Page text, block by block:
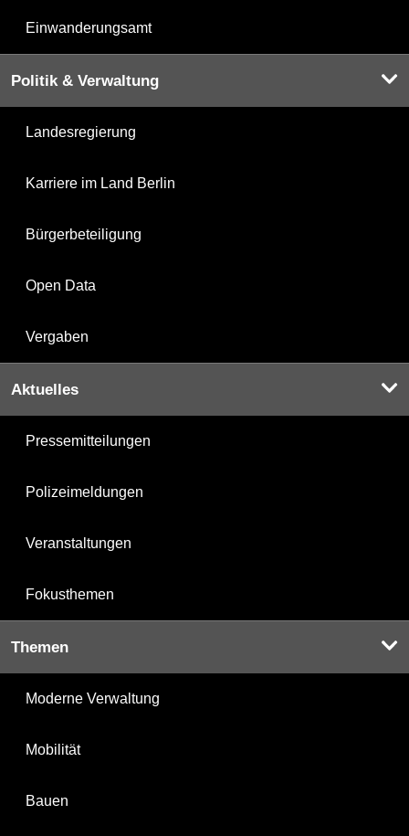
Einwanderungsamt
Politik & Verwaltung
Landesregierung
Karriere im Land Berlin
Bürgerbeteiligung
Open Data
Vergaben
Aktuelles
Pressemitteilungen
Polizeimeldungen
Veranstaltungen
Fokusthemen
Themen
Moderne Verwaltung
Mobilität
Bauen